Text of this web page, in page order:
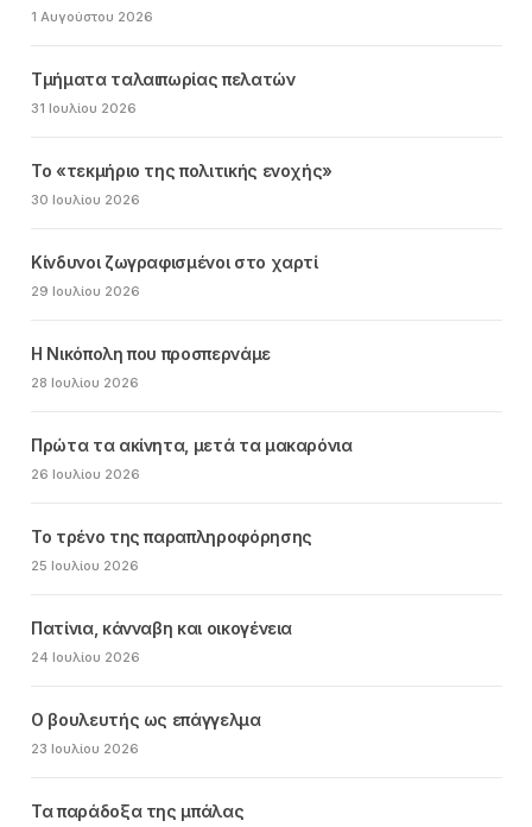
1 Αυγούστου 2026
Τμήματα ταλαιπωρίας πελατών
31 Ιουλίου 2026
Το «τεκμήριο της πολιτικής ενοχής»
30 Ιουλίου 2026
Κίνδυνοι ζωγραφισμένοι στο χαρτί
29 Ιουλίου 2026
Η Νικόπολη που προσπερνάμε
28 Ιουλίου 2026
Πρώτα τα ακίνητα, μετά τα μακαρόνια
26 Ιουλίου 2026
Το τρένο της παραπληροφόρησης
25 Ιουλίου 2026
Πατίνια, κάνναβη και οικογένεια
24 Ιουλίου 2026
Ο βουλευτής ως επάγγελμα
23 Ιουλίου 2026
Τα παράδοξα της μπάλας